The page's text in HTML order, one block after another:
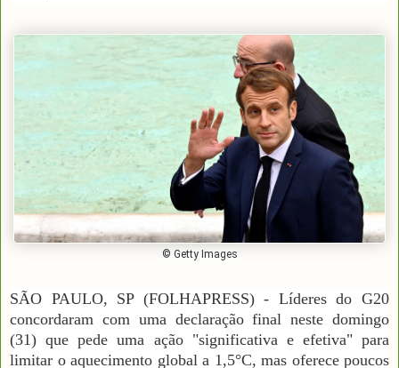
© Getty Images
SÃO PAULO, SP (FOLHAPRESS) - Líderes do G20
concordaram com uma declaração final neste domingo
(31) que pede uma ação "significativa e efetiva" para
limitar o aquecimento global a 1,5°C, mas oferece poucos